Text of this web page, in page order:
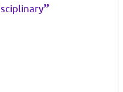
”